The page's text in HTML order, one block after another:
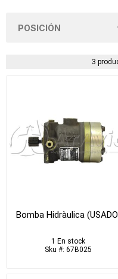
3
Bomba Hidràulica
1 En stock
Sku #: 67B025